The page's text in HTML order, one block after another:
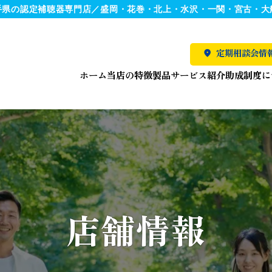
県の認定補聴器専門店／盛岡・花巻・北上・水沢・一関・宮古・大
定期相談会情
ホーム当店の特徴製品サービス紹介助成制度
店舗情報